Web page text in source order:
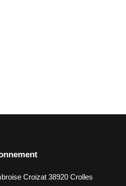
Croizat 38920 Crolles